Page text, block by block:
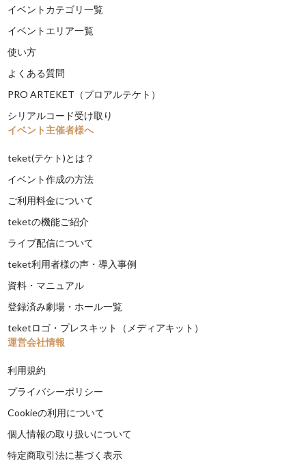
イベントカテゴリ一覧
イベントエリア一覧
使い方
よくある質問
PRO ARTEKET（プロアルテケト）
シリアルコード受け取り
イベント主催者様へ
teket(テケト)とは？
イベント作成の方法
ご利用料金について
teketの機能ご紹介
ライブ配信について
teket利用者様の声・導入事例
資料・マニュアル
登録済み劇場・ホール一覧
teketロゴ・プレスキット（メディアキット）
運営会社情報
利用規約
プライバシーポリシー
Cookieの利用について
個人情報の取り扱いについて
特定商取引法に基づく表示